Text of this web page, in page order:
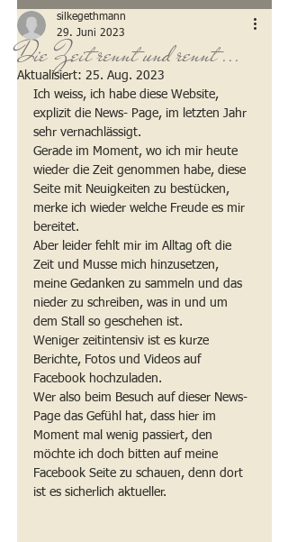
Die Zeit rennt und rennt ...
silkegethmann
29. Juni 2023
Aktualisiert: 25. Aug. 2023
Ich weiss, ich habe diese Website,
explizit die News- Page, im letzten Jahr
sehr vernachlässigt.
Gerade im Moment, wo ich mir heute
wieder die Zeit genommen habe, diese
Seite mit Neuigkeiten zu bestücken,
merke ich wieder welche Freude es mir
bereitet.
Aber leider fehlt mir im Alltag oft die
Zeit und Musse mich hinzusetzen,
meine Gedanken zu sammeln und das
nieder zu schreiben, was in und um
dem Stall so geschehen ist.
Weniger zeitintensiv ist es kurze
Berichte, Fotos und Videos auf
Facebook hochzuladen.
Wer also beim Besuch auf dieser News-
Page das Gefühl hat, dass hier im
Moment mal wenig passiert, den
möchte ich doch bitten auf meine
Facebook Seite zu schauen, denn dort
ist es sicherlich aktueller.